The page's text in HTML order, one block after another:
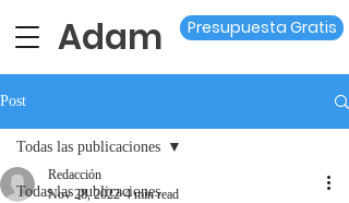
Adam Presupuesta Gratis
Post
Todas las publicaciones
Todas las publicaciones
Redacción
Nov 28, 2022 4 min read